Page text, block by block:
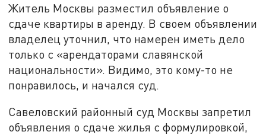
Житель Москвы разместил объявление о
сдаче квартиры в аренду. В своем объявлении
владелец уточнил, что намерен иметь дело
только с «арендаторами славянской
национальности». Видимо, это кому-то не
понравилось, и начался суд.
Савеловский районный суд Москвы запретил
объявления о сдаче жилья с формулировкой,